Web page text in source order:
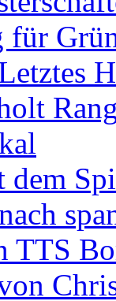
für
TTS